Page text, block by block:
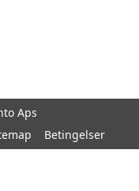
Aps
Betingelser